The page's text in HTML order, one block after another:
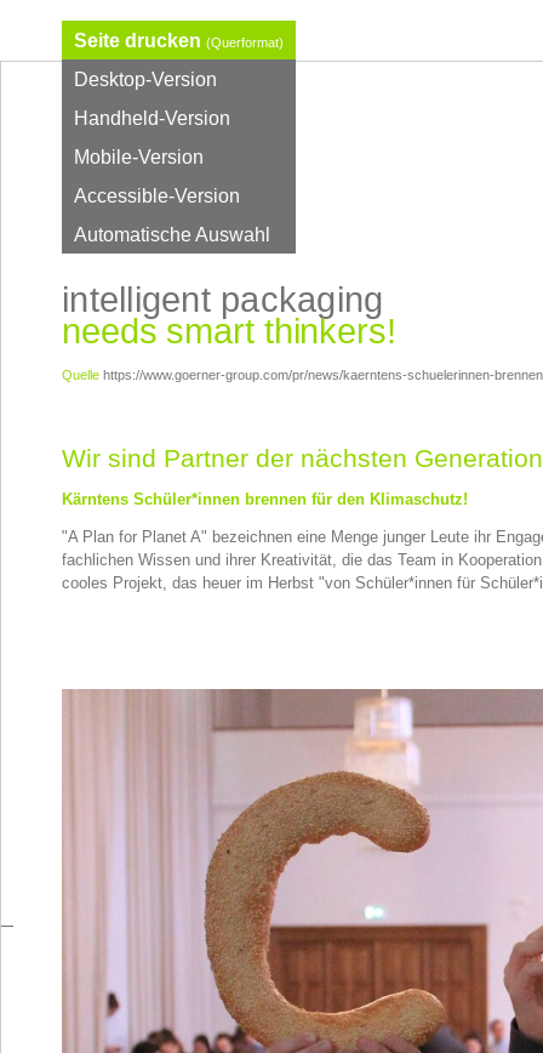
intelligent packaging
needs smart thinkers!
Quelle https://www.goerner-group.com/pr/news/kaerntens-schuelerinnen-
Seite drucken (Querformat)
Desktop-Version
Handheld-Version
Mobile-Version
Accessible-Version
Automatische Auswahl
Wir sind Partner der nächsten
Kärntens Schüler*innen brennen für den Klimaschutz!
"A Plan for Planet A" bezeichnen eine Menge junger Leute ihr
fachlichen Wissen und ihrer Kreativität, die das Team in
cooles Projekt, das heuer im Herbst "von Schüler*innen für